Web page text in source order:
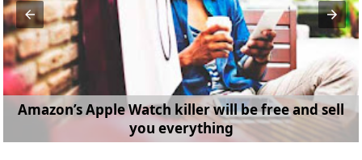
Amazon’s Apple Watch killer will be free and sell
you everything